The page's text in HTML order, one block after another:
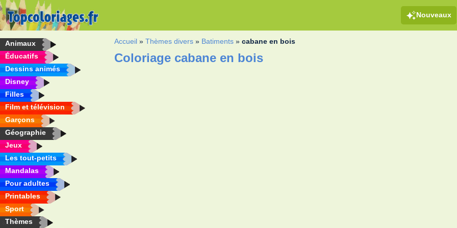
Nouveaux
Animaux
Éducatifs
Dessins animés
Disney
Filles
Film et télévision
Garçons
Géographie
Jeux
Les tout-petits
Mandalas
Pour adultes
Printables
Sport
Thèmes
Accueil »Thèmes divers » Batiments »cabane en bois
Coloriage cabane en bois